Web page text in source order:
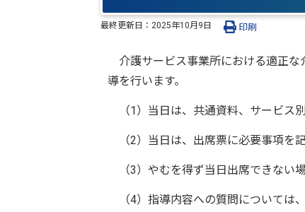
最終更新日： 2025年10月9日 印刷
介護サービス事業所における適正な
導を行います。
（1）当日は、共通資料、サービス
（2）当日は、出席票に必要事項を
（3）やむを得ず当日出席できない
（4）指導内容への質問については